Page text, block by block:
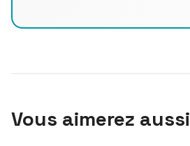
Vous aimerez aussi